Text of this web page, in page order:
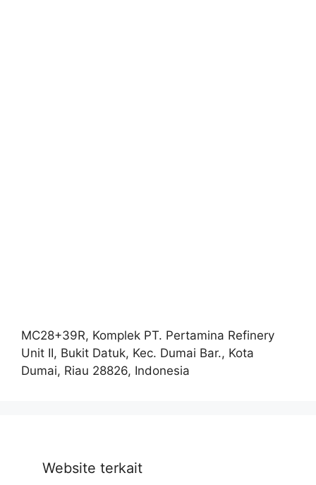
MC28+39R, Komplek PT. Pertamina Refinery
Unit II, Bukit Datuk, Kec. Dumai Bar., Kota
Dumai, Riau 28826, Indonesia
Website terkait